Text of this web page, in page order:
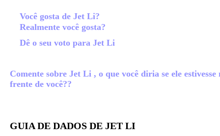
Você gosta de Jet Li?
Realmente você gosta?
Dê o seu voto para Jet Li
Comente sobre Jet Li , o que você diria se ele estivesse
frente de você??
GUIA DE DADOS DE JET LI